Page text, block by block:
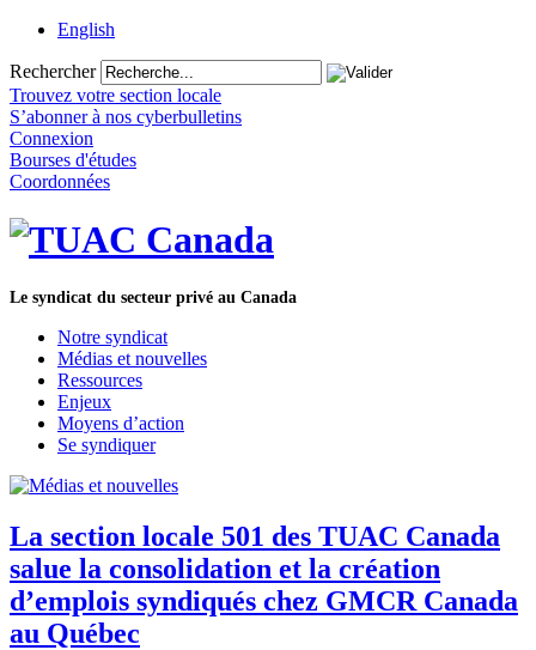
English
Rechercher
Trouvez votre section locale
S’abonner à nos cyberbulletins
Connexion
Bourses d'études
Coordonnées
Le syndicat du secteur privé au Canada
Notre syndicat
Médias et nouvelles
Ressources
Enjeux
Moyens d’action
Se syndiquer
La section locale 501 des TUAC Canada
salue la consolidation et la création
d’emplois syndiqués chez GMCR Canada
au Québec